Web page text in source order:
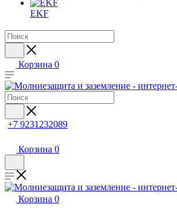
EKF
Корзина 0
+7 9231232089
Корзина 0
Корзина 0